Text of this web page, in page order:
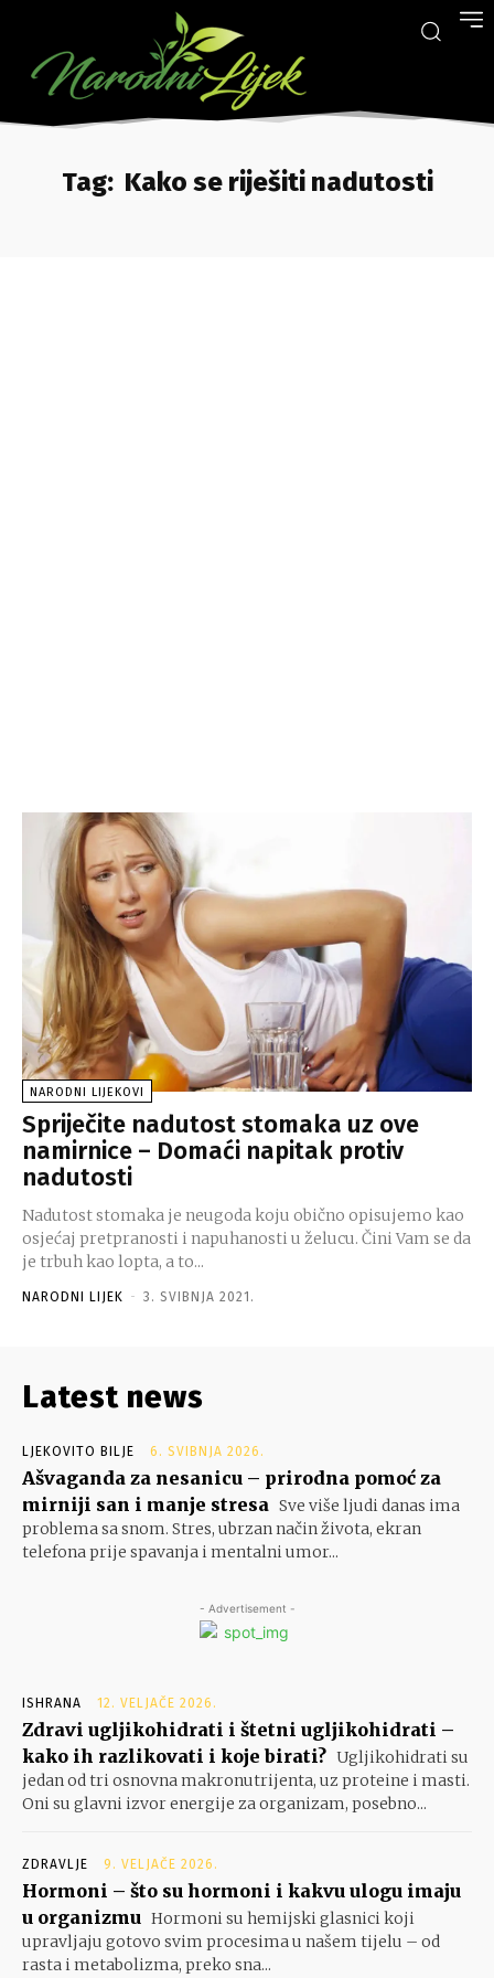
Tag: Kako se riješiti nadutosti
NARODNI LIJEKOVI
Spriječite nadutost stomaka uz ove
namirnice – Domaći napitak protiv
nadutosti
Nadutost stomaka je neugoda koju obično opisujemo kao
osjećaj pretpranosti i napuhanosti u želucu. Čini Vam se da
je trbuh kao lopta, a to...
NARODNI LIJEK - 3. SVIBNJA 2021.
Latest news
LJEKOVITO BILJE 6. SVIBNJA 2026.
Ašvaganda za nesanicu – prirodna pomoć za
mirniji san i manje stresa Sve više ljudi danas ima
problema sa snom. Stres, ubrzan način života, ekran
telefona prije spavanja i mentalni umor...
- Advertisement -
ISHRANA 12. VELJAČE 2026.
Zdravi ugljikohidrati i štetni ugljikohidrati –
kako ih razlikovati i koje birati? Ugljikohidrati su
jedan od tri osnovna makronutrijenta, uz proteine i masti.
Oni su glavni izvor energije za organizam, posebno...
ZDRAVLJE 9. VELJAČE 2026.
Hormoni – što su hormoni i kakvu ulogu imaju
u organizmu Hormoni su hemijski glasnici koji
upravljaju gotovo svim procesima u našem tijelu – od
rasta i metabolizma, preko sna...